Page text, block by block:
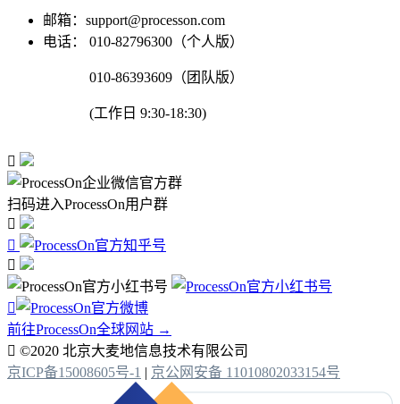
邮箱：support@processon.com
电话：
010-82796300（个人版）
010-86393609（团队版）
(工作日 9:30-18:30)

扫码进入ProcessOn用户群




前往ProcessOn全球网站 →
 ©2020 北京大麦地信息技术有限公司
京ICP备15008605号-1 | 京公网安备 11010802033154号